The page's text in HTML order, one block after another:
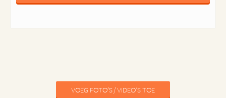
VOEG FOTO'S / VIDEO'S TOE